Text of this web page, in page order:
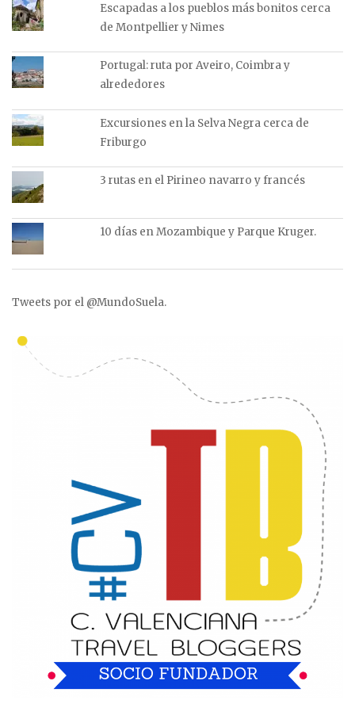
Escapadas a los pueblos más bonitos cerca
de Montpellier y Nimes
Portugal: ruta por Aveiro, Coimbra y
alrededores
Excursiones en la Selva Negra cerca de
Friburgo
3 rutas en el Pirineo navarro y francés
10 días en Mozambique y Parque Kruger.
Tweets por el @MundoSuela.